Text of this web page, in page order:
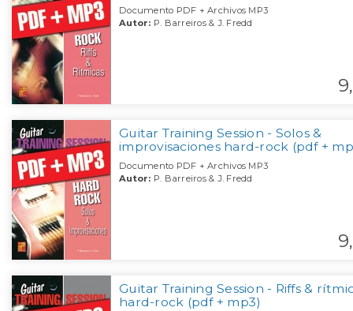
Documento PDF + Archivos MP3
Autor: P. Barreiros & J. Fredd
9,
Guitar Training Session - Solos &
improvisaciones hard-rock (pdf +
Documento PDF + Archivos MP3
Autor: P. Barreiros & J. Fredd
9,
Guitar Training Session - Riffs &
hard-rock (pdf + mp3)